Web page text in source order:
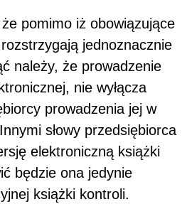
pomimo iż obowiązujące
jednoznacznie
należy, że prowadzenie
nie wyłącza
prowadzenia jej w
słowy przedsiębiorca
elektroniczną książki
będzie ona jedynie
książki kontroli.